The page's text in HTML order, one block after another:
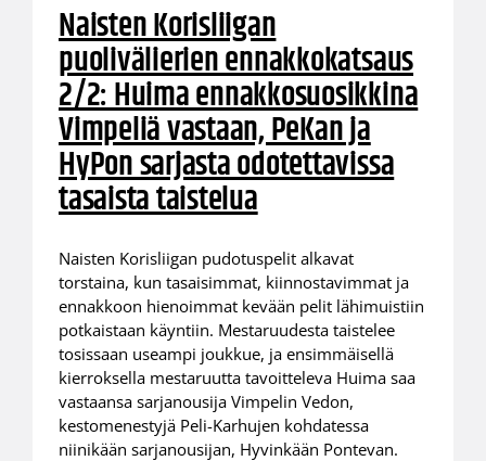
Naisten Korisliigan
puolivälierien ennakkokatsaus
2/2: Huima ennakkosuosikkina
Vimpeliä vastaan, PeKan ja
HyPon sarjasta odotettavissa
tasaista taistelua
Naisten Korisliigan pudotuspelit alkavat
torstaina, kun tasaisimmat, kiinnostavimmat ja
ennakkoon hienoimmat kevään pelit lähimuistiin
potkaistaan käyntiin. Mestaruudesta taistelee
tosissaan useampi joukkue, ja ensimmäisellä
kierroksella mestaruutta tavoitteleva Huima saa
vastaansa sarjanousija Vimpelin Vedon,
kestomenestyjä Peli-Karhujen kohdatessa
niinikään sarjanousijan, Hyvinkään Pontevan.